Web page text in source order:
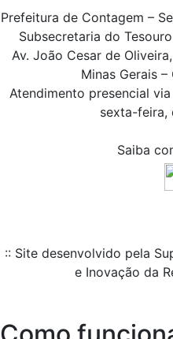
Prefeitura de Contagem –
Subsecretaria do
Av. João Cesar de
Minas Gerais
Atendimento presencial via
sexta-feira,
Saiba
:: Site desenvolvido pela
e Inovação da